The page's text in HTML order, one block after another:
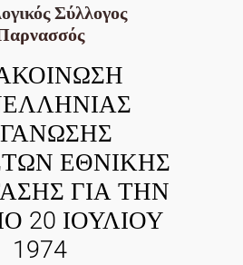
Σύλλογος
ΕΘΝΙΚΗΣ
ΓΙΑ ΤΗΝ
20 ΙΟΥΛΙΟΥ
1974